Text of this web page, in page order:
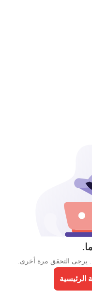
يرجى التحقق مرة أخرى.
الرئيسية